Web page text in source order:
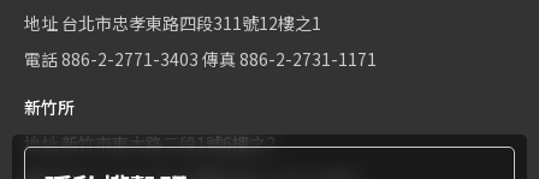
地址 台北市忠孝東路四段311號12樓之1
電話886-2-2771-3403 傳真 886-2-2731-1171
新竹所
地址新竹市東大路二段1號6樓之2